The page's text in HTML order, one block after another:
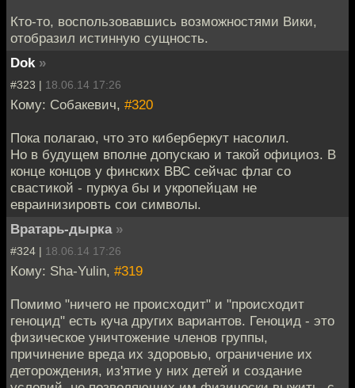
Кто-то, воспользовавшись возможностями Вики,
отобразил истинную сущность.
Dok »
#323 | 18.06.14 17:26
Кому: Собакевич, #320
Пока полагаю, что это киберберкут насолил.
Но в будущем вполне допускаю и такой официоз. В
конце концов у финских ВВС сейчас флаг со
свастикой - пуркуа бы и укропейцам не
евраинизировть сои символы.
Вратарь-дырка »
#324 | 18.06.14 17:26
Кому: Sha-Yulin, #319
Помимо "ничего не происходит" и "происходит
геноцид" есть куча других вариантов. Геноцид - это
физическое уничтожение членов группы,
причинение вреда их здоровью, ограничение их
деторождения, из'ятие у них детей и создание